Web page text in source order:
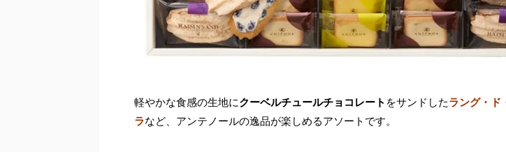
軽やかな食感の生地にクーベルチュールチョコレート をサンドしたラング・ド
ラなど、アンテノールの逸品が楽しめるアソートです。